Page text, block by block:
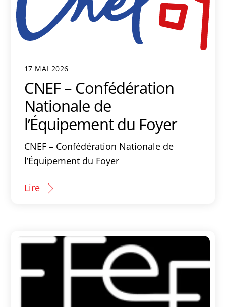
17 MAI 2026
CNEF – Confédération
Nationale de
l’Équipement du Foyer
CNEF – Confédération Nationale de
l’Équipement du Foyer
Lire